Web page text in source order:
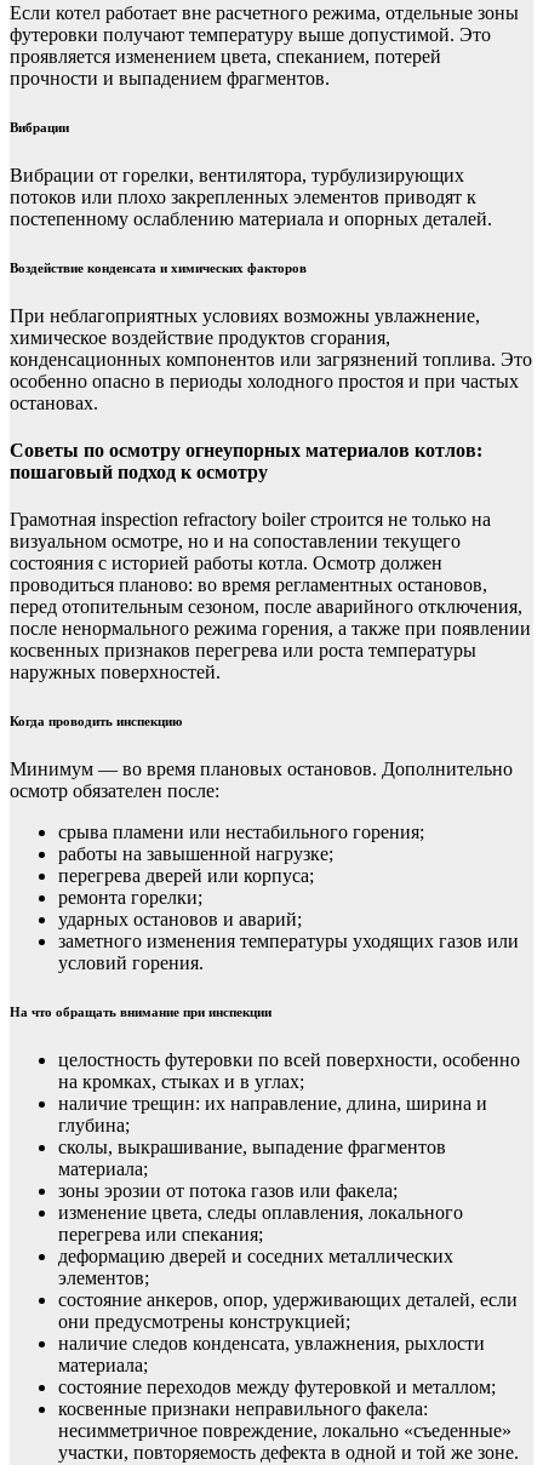
Если котел работает вне расчетного режима, отдельные зоны
футеровки получают температуру выше допустимой. Это
проявляется изменением цвета, спеканием, потерей
прочности и выпадением фрагментов.
Вибрации
Вибрации от горелки, вентилятора, турбулизирующих
потоков или плохо закрепленных элементов приводят к
постепенному ослаблению материала и опорных деталей.
Воздействие конденсата и химических факторов
При неблагоприятных условиях возможны увлажнение,
химическое воздействие продуктов сгорания,
конденсационных компонентов или загрязнений топлива. Это
особенно опасно в периоды холодного простоя и при частых
остановах.
Советы по осмотру огнеупорных материалов котлов:
пошаговый подход к осмотру
Грамотная inspection refractory boiler строится не только на
визуальном осмотре, но и на сопоставлении текущего
состояния с историей работы котла. Осмотр должен
проводиться планово: во время регламентных остановов,
перед отопительным сезоном, после аварийного отключения,
после ненормального режима горения, а также при появлении
косвенных признаков перегрева или роста температуры
наружных поверхностей.
Когда проводить инспекцию
Минимум — во время плановых остановов. Дополнительно
осмотр обязателен после:
срыва пламени или нестабильного горения;
работы на завышенной нагрузке;
перегрева дверей или корпуса;
ремонта горелки;
ударных остановов и аварий;
заметного изменения температуры уходящих газов или
условий горения.
На что обращать внимание при инспекции
целостность футеровки по всей поверхности, особенно
на кромках, стыках и в углах;
наличие трещин: их направление, длина, ширина и
глубина;
сколы, выкрашивание, выпадение фрагментов
материала;
зоны эрозии от потока газов или факела;
изменение цвета, следы оплавления, локального
перегрева или спекания;
деформацию дверей и соседних металлических
элементов;
состояние анкеров, опор, удерживающих деталей, если
они предусмотрены конструкцией;
наличие следов конденсата, увлажнения, рыхлости
материала;
состояние переходов между футеровкой и металлом;
косвенные признаки неправильного факела:
несимметричное повреждение, локально «съеденные»
участки, повторяемость дефекта в одной и той же зоне.